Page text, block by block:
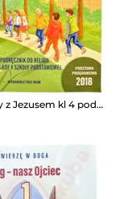
Wędrujemy z Jezusem kl 4 podręcznik WAM